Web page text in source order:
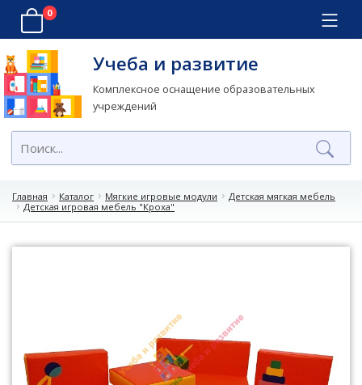
0
Учеба и развитие
Комплексное оснащение образовательных
учреждений
Главная Каталог Мягкие игровые модули
Детская мягкая мебель
Детская игровая мебель "Кроха"